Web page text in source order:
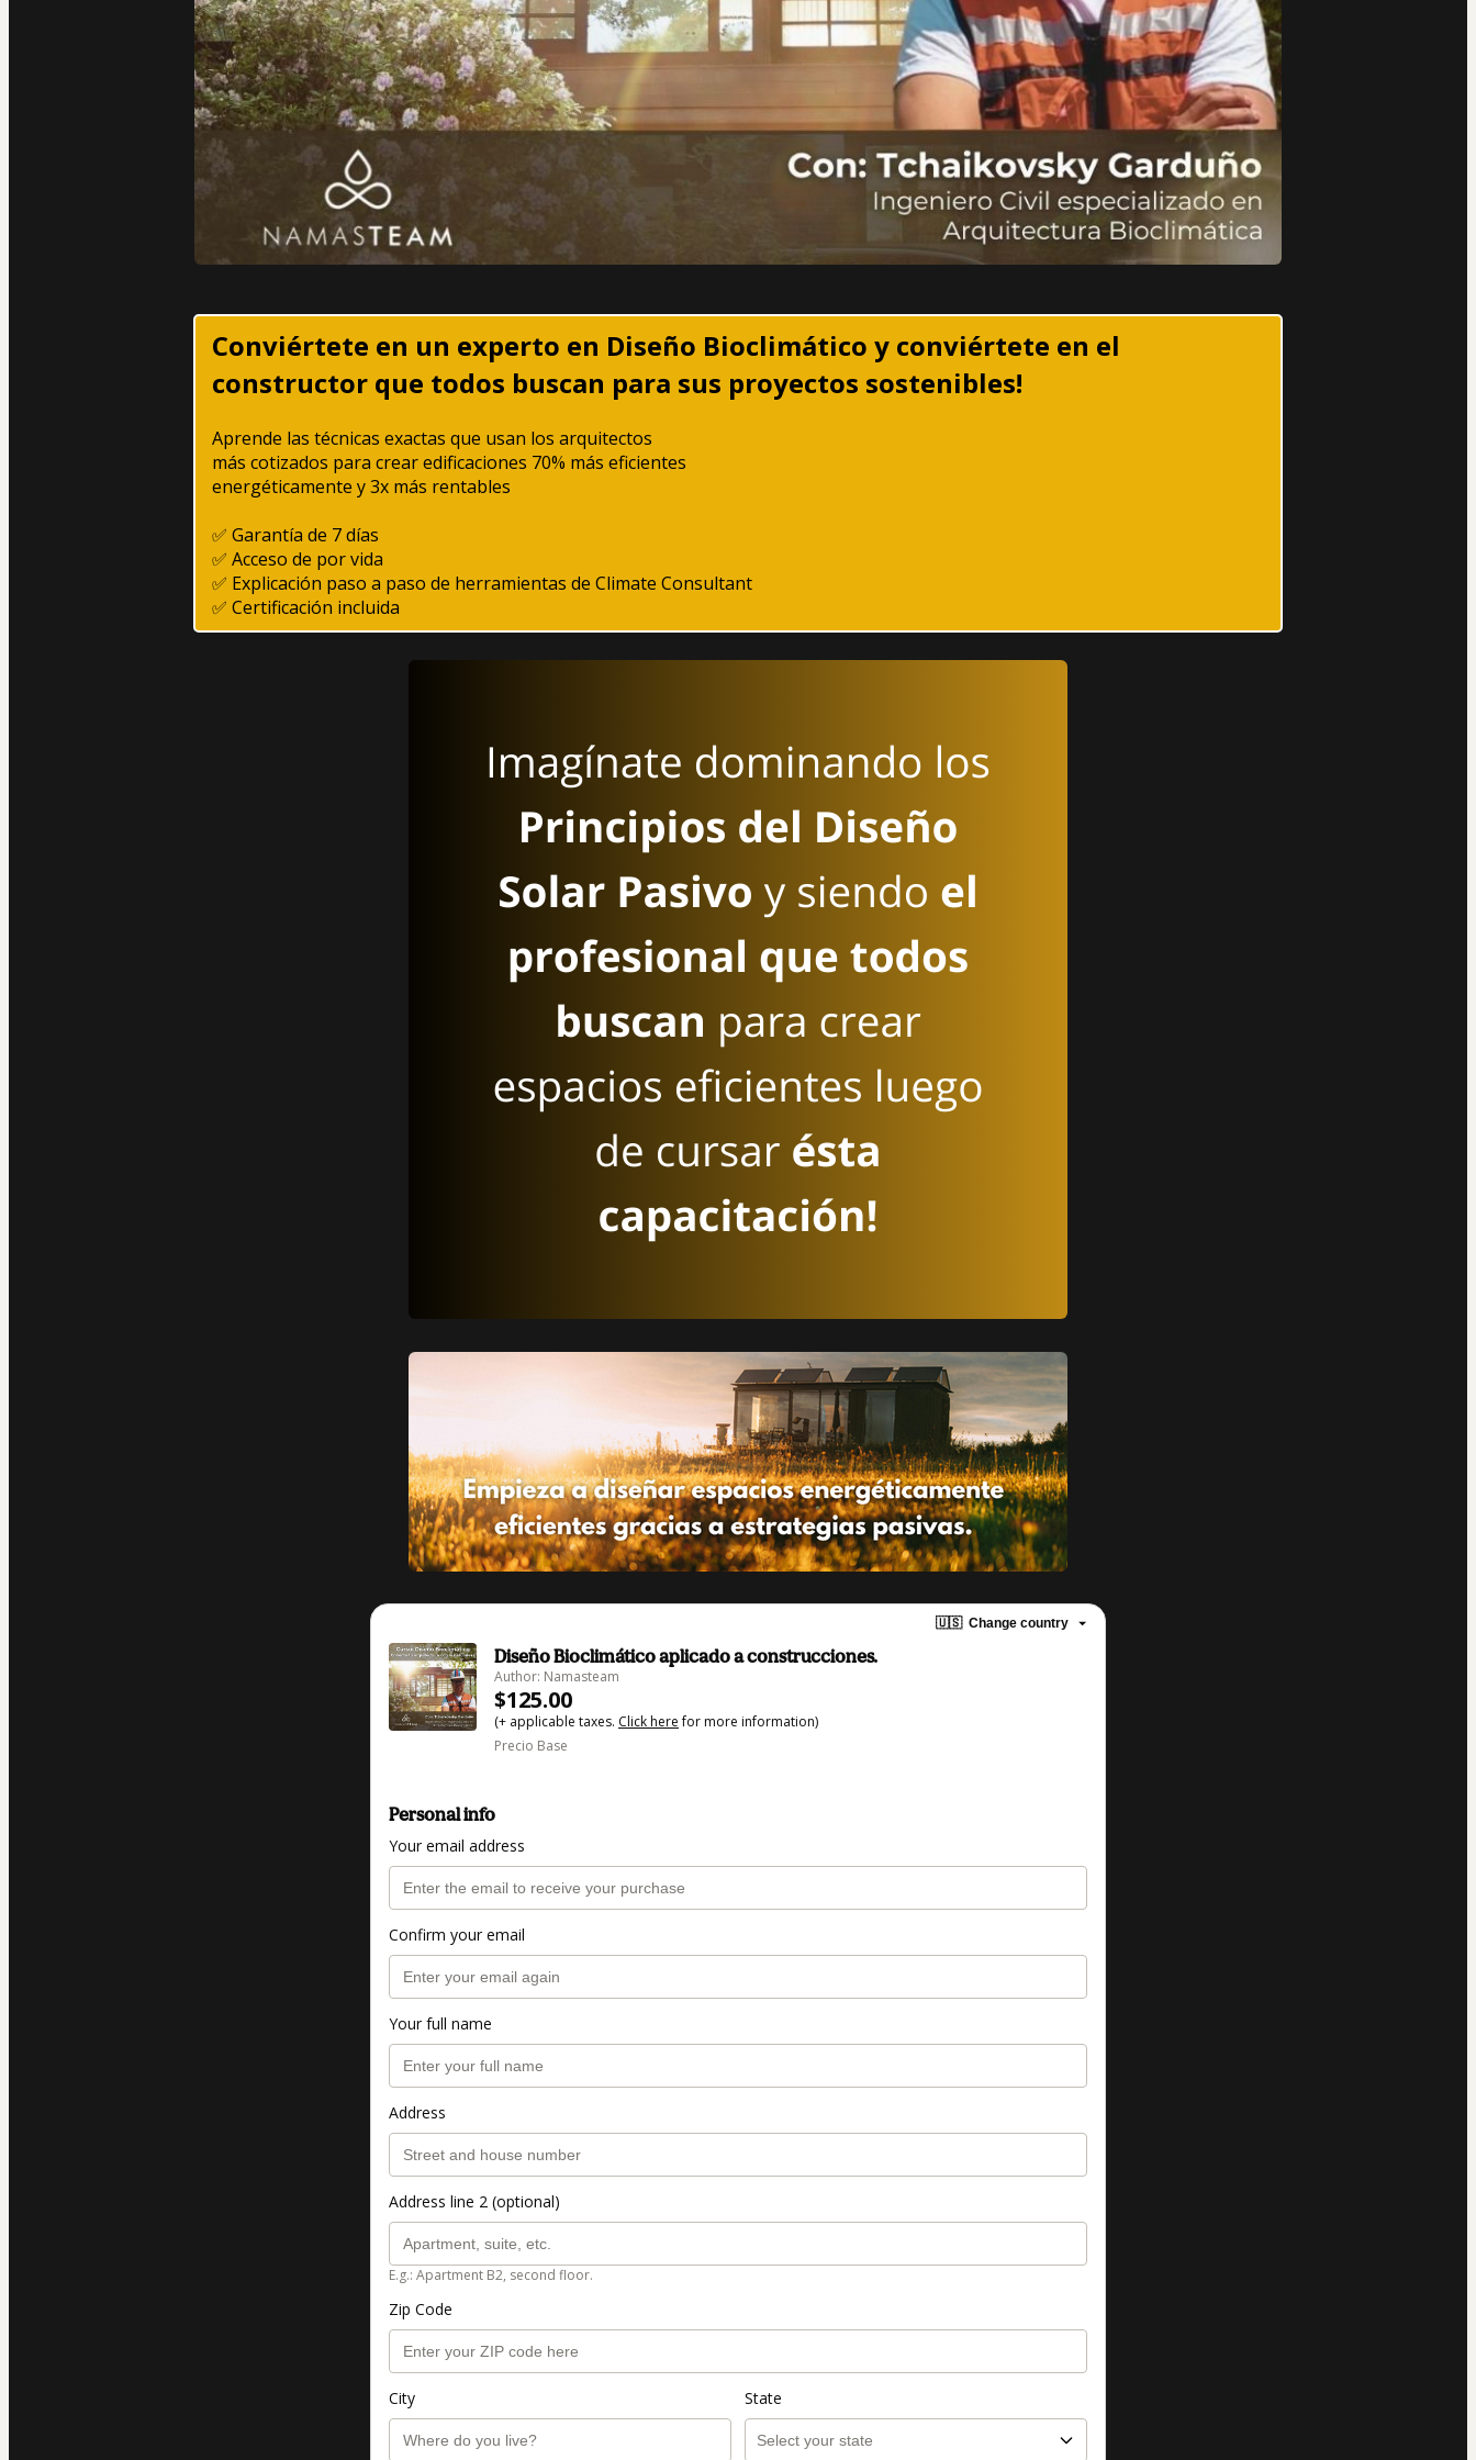
Conviértete en un experto en Diseño Bioclimático y conviértete en el
constructor que todos buscan para sus proyectos sostenibles!
Aprende las técnicas exactas que usan los arquitectos
más cotizados para crear edificaciones 70% más eficientes
energéticamente y 3x más rentables
✅ Garantía de 7 días
✅ Acceso de por vida
✅ Explicación paso a paso de herramientas de Climate Consultant
✅ Certificación incluida
🇺🇸 Change country
Diseño Bioclimático aplicado a construcciones.
Author: Namasteam
$125.00
(+ applicable taxes. Click herefor more information)
Precio Base
Personal info
Your email address
Confirm your email
Your full name
Address
Address line 2 (optional)
E.g.: Apartment B2, second floor.
Zip Code
City State